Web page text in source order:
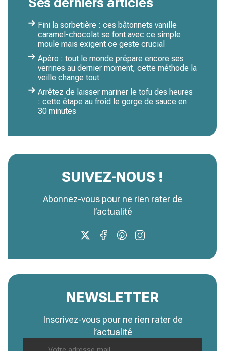
Fini la sorbetière : ces bâtonnets vanille
caramel-chocolat se font avec ce simple
moule mais exigent ce geste crucial
Apéro : tout le monde prépare encore ses
verrines au dernier moment, cette méthode la
veille change tout
Arrêtez de laisser mariner le tofu des heures
: cette étape au froid le gorge de sauce en
30 minutes
SUIVEZ-NOUS !
Abonnez-vous pour ne rien rater de
l’actualité
NEWSLETTER
Inscrivez-vous pour ne rien rater de
l’actualité